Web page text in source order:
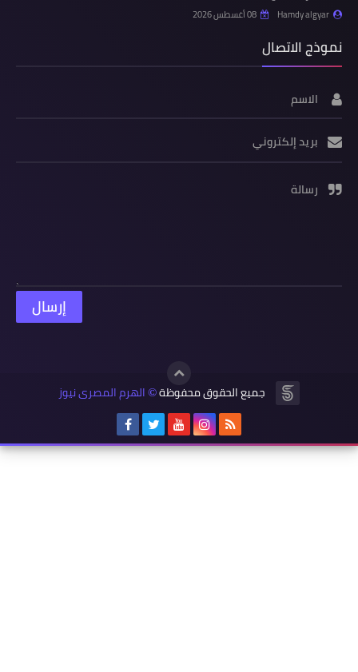
Hamdy algyar 08 أغسطس 2026
نموذج الاتصال
الاسم
بريد إلكتروني
رسالة
جميع الحقوق محفوظة© الهرم المصرى نيوز